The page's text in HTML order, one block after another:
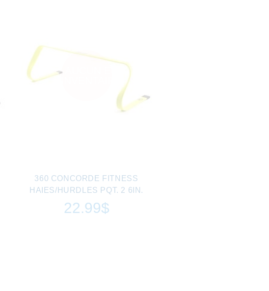
360 CONCORDE FITNESS
HAIES/HURDLES PQT. 2 6IN.
22.99$